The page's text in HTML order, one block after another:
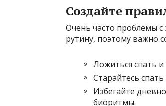
Создайте
Очень часто проблемы
рутину, поэтому важно
Ложиться спать
Старайтесь
Избегайте
биоритмы.